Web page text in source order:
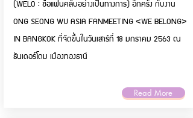
(WELO : ชื่อแฟนคลับอย่างเป็นทางการ) อีกครั้ง กับงาน
ONG SEONG WU ASIA FANMEETING <WE BELONG>
IN BANGKOK ที่จัดขึ้นในวันเสาร์ที่ 18 มกราคม 2563 ณ
ธันเดอร์โดม เมืองทองธานี
Read More